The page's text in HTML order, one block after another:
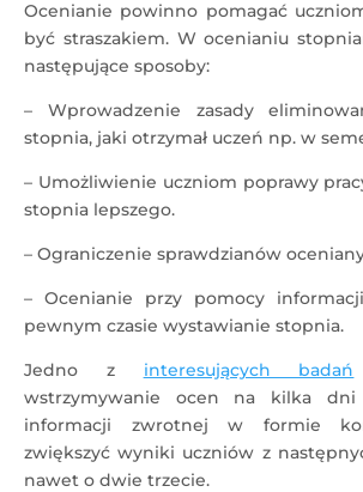
Ocenianie powinno pomagać
być straszakiem. W ocenianiu
następujące sposoby:
– Wprowadzenie zasady
stopnia, jaki otrzymał uczeń np. w
– Umożliwienie uczniom poprawy
stopnia lepszego.
– Ograniczenie sprawdzianów
– Ocenianie przy pomocy
pewnym czasie wystawianie stopnia.
Jedno z interesujących badań
wstrzymywanie ocen na kilka dni
informacji zwrotnej w formie
zwiększyć wyniki uczniów z
nawet o dwie trzecie.